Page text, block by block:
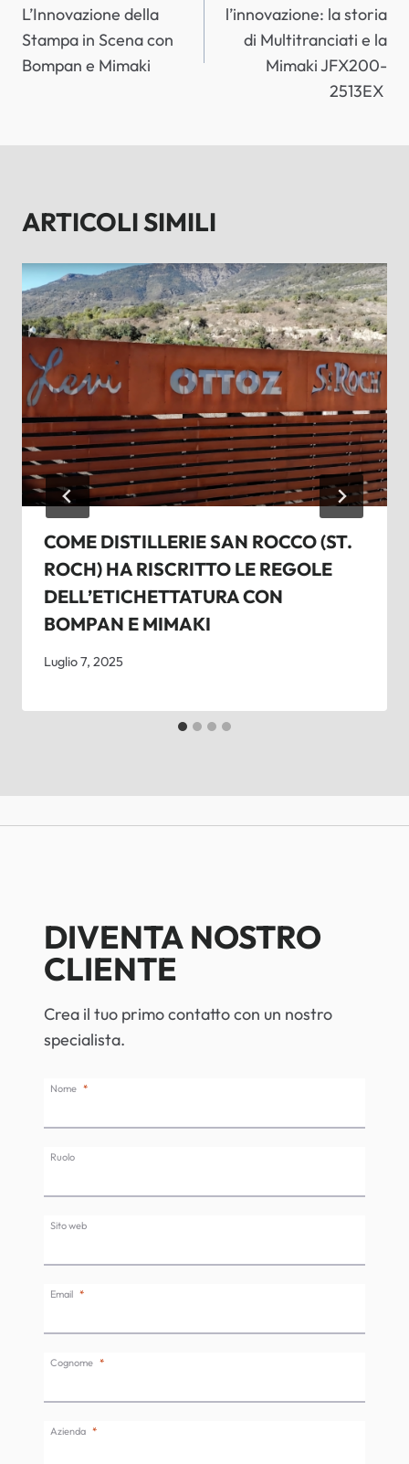
L’Innovazione della
Stampa in Scena con
Bompan e Mimaki
l’innovazione: la storia
di Multitranciati e la
Mimaki JFX200-
2513EX
ARTICOLI SIMILI
COME DISTILLERIE SAN ROCCO (ST.
ROCH) HA RISCRITTO LE REGOLE
DELL’ETICHETTATURA CON
BOMPAN E MIMAKI
Luglio 7, 2025
DIVENTA NOSTRO
CLIENTE
Crea il tuo primo contatto con un nostro
specialista.
Nome
Ruolo
Sito web
Email
Cognome
Azienda